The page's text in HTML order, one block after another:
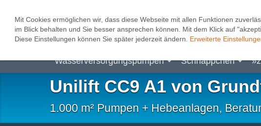
Abwasserhebeanlagen Heizungspumpen
Wasserversorgungspumpen Schnäppchen
Unilift CC9 A1 von
1.000 m² Pumpen + Hebeanlagen,
Mit Cookies ermöglichen wir, dass diese Webseite mit allen Funktionen
im Blick behalten und Sie besser ansprechen können. Mit dem Klick auf
Diese Einstellungen können Sie später jederzeit ändern. Erweiterte